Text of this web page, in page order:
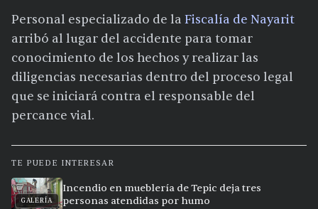
Personal especializado de la Fiscalía de Nayarit
arribó al lugar del accidente para tomar
conocimiento de los hechos y realizar las
diligencias necesarias dentro del proceso legal
que se iniciará contra el responsable del
percance vial.
TE PUEDE INTERESAR
GALERÍA
Incendio en mueblería de Tepic deja tres
personas atendidas por humo